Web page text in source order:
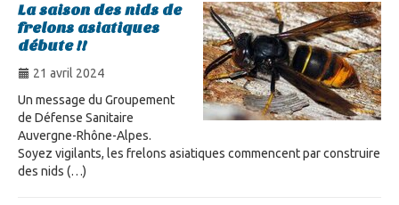
La saison des nids de
frelons asiatiques
débute !!
21 avril 2024
Un message du Groupement
de Défense Sanitaire
Auvergne-Rhône-Alpes.
Soyez vigilants, les frelons asiatiques commencent par construire
des nids (…)